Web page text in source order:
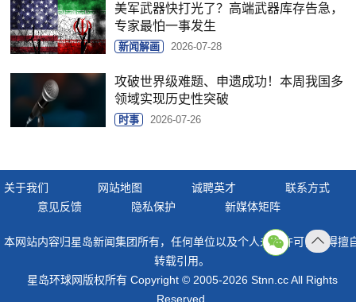
美军武器快打光了？高端武器库存告急，
专家最怕一事发生
新闻解画 2026-07-28
攻破世界级难题、申遗成功！本周我国多
领域实现历史性突破
时事 2026-07-26
关于我们 网站地图 诚聘英才
联系方式
意见反馈
隐私保护 新媒体矩阵
本网站内容归星岛新闻集团所有，任何单位以及个人未经许可，不得擅
转载引用。
星岛环球网版权所有 Copyright © 2005-2026 Stnn.cc All Rights
Reserved.
顶部